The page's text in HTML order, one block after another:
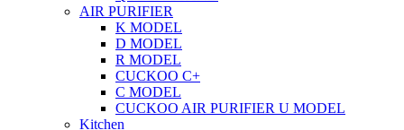
AIR PURIFIER
K MODEL
D MODEL
R MODEL
CUCKOO C+
C MODEL
CUCKOO AIR PURIFIER U MODEL
Kitchen